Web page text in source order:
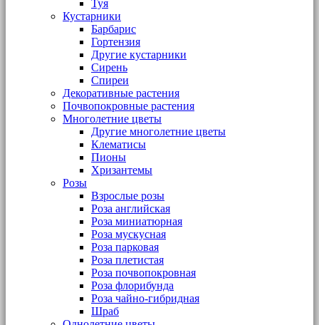
Туя
Кустарники
Барбарис
Гортензия
Другие кустарники
Сирень
Спиреи
Декоративные растения
Почвопокровные растения
Многолетние цветы
Другие многолетние цветы
Клематисы
Пионы
Хризантемы
Розы
Взрослые розы
Роза английская
Роза миниатюрная
Роза мускусная
Роза парковая
Роза плетистая
Роза почвопокровная
Роза флорибунда
Роза чайно-гибридная
Шраб